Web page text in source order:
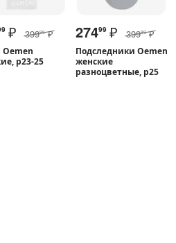
₽ 39999 ₽
Oemen
р23-25
27499 ₽ 39999 ₽
Подследники Oemen
женские
разноцветные, р25